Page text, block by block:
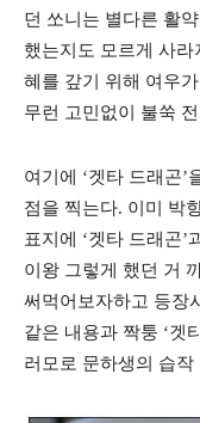
던 쏘니는 별다른 활
했는지도 모르게 사
혜를 갚기 위해 여우
무런 고민없이 불쑥
여기에 ‘겟타 드래곤’
점을 찍는다. 이미 박
표지에 ‘겟타 드래곤
이왕 그렇게 했던 거
써먹어보자하고 등장
같은 내용과 짝퉁 ‘겟
러모로 문하생의 습